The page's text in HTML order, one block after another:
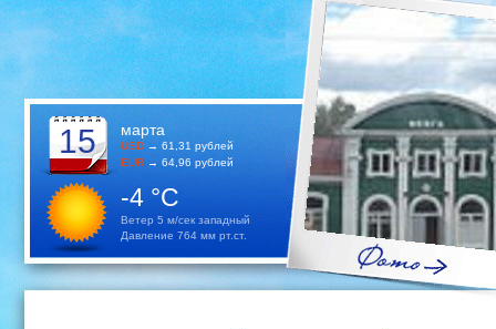
15 марта
USD → 61,31 рублей
EUR → 64,96 рублей
-4 °C
Ветер 5 м/сек западный
Давление 764 мм рт.ст.